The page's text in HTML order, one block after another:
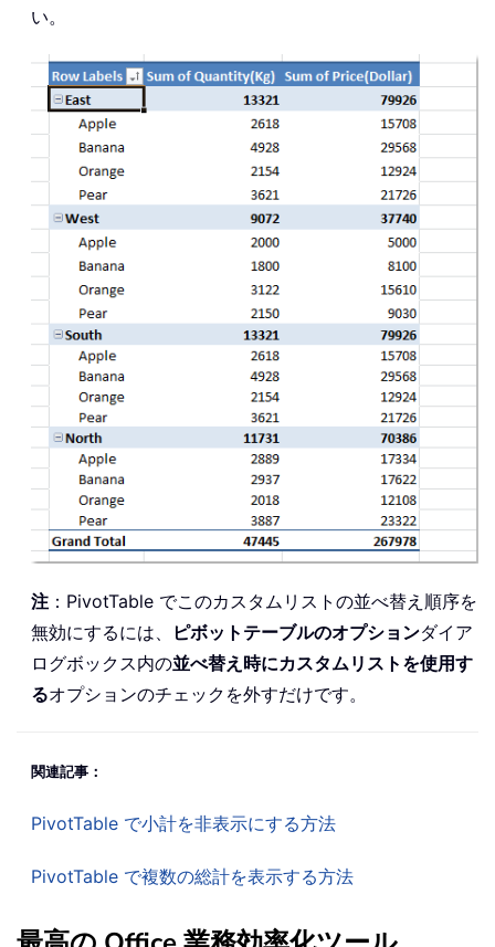
い。
注 ：PivotTable でこのカスタムリストの並べ替え順序を
無効にするには、
ピボットテーブルのオプションダイア
ログボックス内の並べ替え時にカスタムリストを使用す
るオプションのチェックを外すだけです。
関連記事：
PivotTable で小計を非表示にする方法
PivotTable で複数の総計を表示する方法